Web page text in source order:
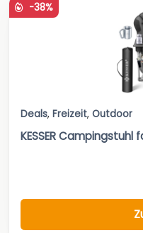
-38%
Deals, Freizeit, Outdoor
KESSER Campingstuhl